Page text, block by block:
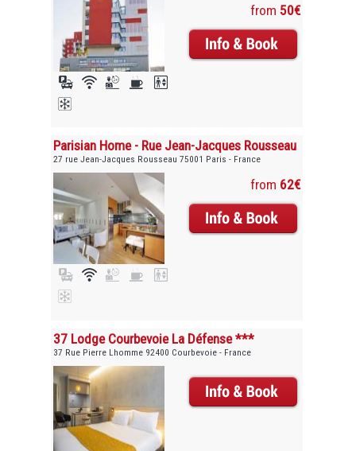
from 50€
Parisian Home - Rue Jean-Jacques Rousseau
27 rue Jean-Jacques Rousseau 75001 Paris - France
from 62€
37 Lodge Courbevoie La Défense ***
37 Rue Pierre Lhomme 92400 Courbevoie - France